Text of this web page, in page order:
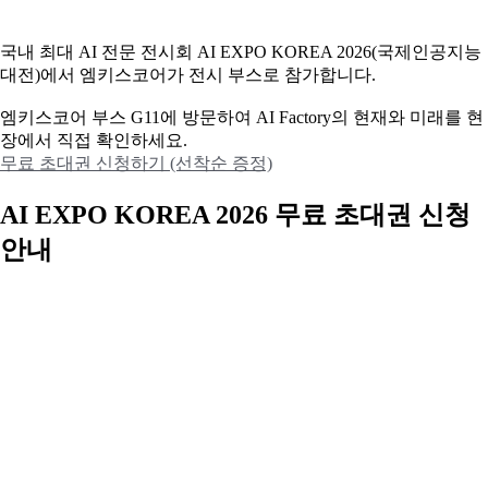
국내 최대 AI 전문 전시회 AI EXPO KOREA 2026(국제인공지능
대전)에서 엠키스코어가 전시 부스로 참가합니다.
엠키스코어 부스 G11에 방문하여 AI Factory의 현재와 미래를 현
장에서 직접 확인하세요.
무료 초대권 신청하기 (선착순 증정)
AI EXPO KOREA 2026 무료 초대권 신청
안내